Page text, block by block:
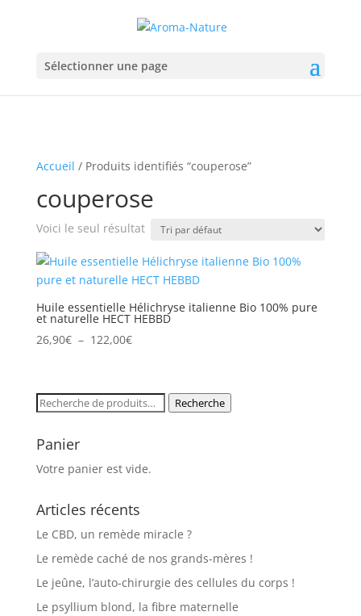
Sélectionner une page
Accueil / Produits identifiés “couperose”
couperose
Voici le seul résultat
Huile essentielle Hélichryse italienne Bio 100% pure
et naturelle HECT HEBBD
26,90€ – 122,00€Plage
26,90€
à
Recherche
Recherche
Panier
Votre panier est vide.
Articles récents
Le CBD, un remède miracle ?
Le remède caché de nos grands-mères !
Le jeûne, l’auto-chirurgie des cellules du corps !
Le psyllium blond, la fibre maternelle